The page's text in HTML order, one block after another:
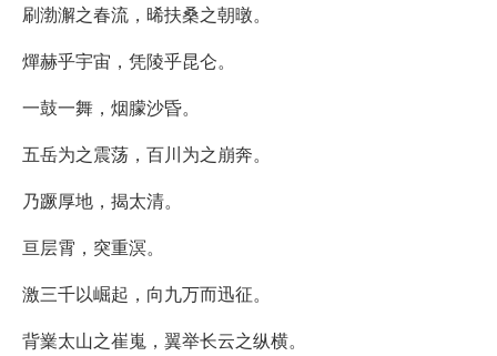
刷渤澥之春流，晞扶桑之朝暾。
燀赫乎宇宙，凭陵乎昆仑。
一鼓一舞，烟朦沙昏。
五岳为之震荡，百川为之崩奔。
乃蹶厚地，揭太清。
亘层霄，突重溟。
激三千以崛起，向九万而迅征。
背嶪太山之崔嵬，翼举长云之纵横。